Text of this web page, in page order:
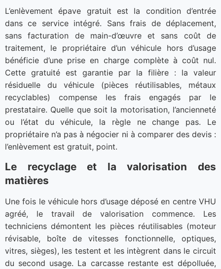
L’enlèvement épave gratuit est la condition d’entrée
dans ce service intégré. Sans frais de déplacement,
sans facturation de main-d’œuvre et sans coût de
traitement, le propriétaire d’un véhicule hors d’usage
bénéficie d’une prise en charge complète à coût nul.
Cette gratuité est garantie par la filière : la valeur
résiduelle du véhicule (pièces réutilisables, métaux
recyclables) compense les frais engagés par le
prestataire. Quelle que soit la motorisation, l’ancienneté
ou l’état du véhicule, la règle ne change pas. Le
propriétaire n’a pas à négocier ni à comparer des devis :
l’enlèvement est gratuit, point.
Le recyclage et la valorisation des
matières
Une fois le véhicule hors d’usage déposé en centre VHU
agréé, le travail de valorisation commence. Les
techniciens démontent les pièces réutilisables (moteur
révisable, boîte de vitesses fonctionnelle, optiques,
vitres, sièges), les testent et les intègrent dans le circuit
du second usage. La carcasse restante est dépolluée,